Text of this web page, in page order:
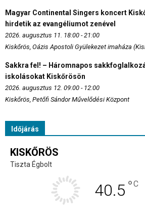
Magyar Continental Singers koncert
hirdetik az evangéliumot zenével
2026. augusztus 11. 18:00 - 21:00
Kiskőrös, Oázis Apostoli Gyülekezet imaháza
Sakkra fel! – Háromnapos
iskolásokat Kiskőrösön
2026. augusztus 12. 09:00 - 12:00
Kiskőrös, Petőfi Sándor Művelődési Központ
Időjárás
KISKŐRÖS
Tiszta Égbolt
40.5 °C